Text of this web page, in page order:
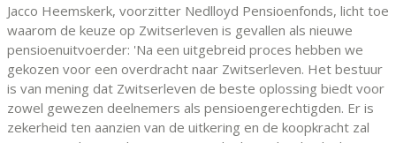
Jacco Heemskerk, voorzitter Nedlloyd Pensioenfonds, licht toe
waarom de keuze op Zwitserleven is gevallen als nieuwe
pensioenuitvoerder: 'Na een uitgebreid proces hebben we
gekozen voor een overdracht naar Zwitserleven. Het bestuur
is van mening dat Zwitserleven de beste oplossing biedt voor
zowel gewezen deelnemers als pensioengerechtigden. Er is
zekerheid ten aanzien van de uitkering en de koopkracht zal